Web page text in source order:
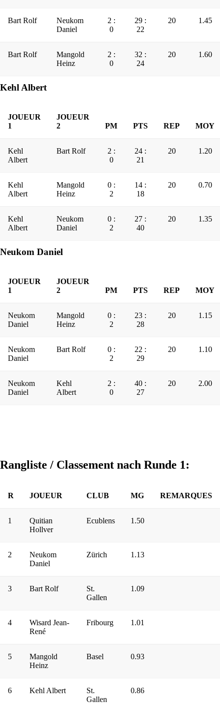
Bart Rolf
Neukom
Daniel
2 :
0
29 :
22
20 1.45
Bart Rolf
Mangold
Heinz
2 :
0
32 :
24
20 1.60
Kehl Albert
JOUEUR
1
JOUEUR
2
PM PTS REP MOY
Kehl
Albert
Bart Rolf
2 :
0
24 :
21
20 1.20
Kehl
Albert
Mangold
Heinz
0 :
2
14 :
18
20 0.70
Kehl
Albert
Neukom
Daniel
0 :
2
27 :
40
20 1.35
Neukom Daniel
JOUEUR
1
JOUEUR
2
PM PTS REP MOY
Neukom
Daniel
Mangold
Heinz
0 :
2
23 :
28
20 1.15
Neukom
Daniel
Bart Rolf
0 :
2
22 :
29
20 1.10
Neukom
Daniel
Kehl
Albert
2 :
0
40 :
27
20 2.00
Rangliste / Classement nach Runde 1:
R JOUEUR CLUB MG REMARQUES
1
Quitian
Hollver
Ecublens 1.50
2
Neukom
Daniel
Zürich 1.13
3 Bart Rolf
St.
Gallen
1.09
4
Wisard Jean-
René
Fribourg 1.01
5
Mangold
Heinz
Basel 0.93
6 Kehl Albert
St.
Gallen
0.86